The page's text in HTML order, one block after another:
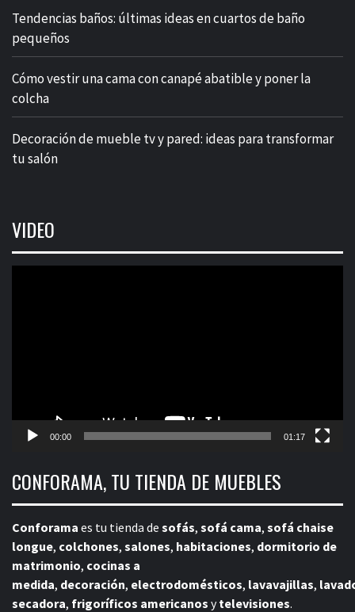
Tendencias baños: últimas ideas en cuartos de baño
pequeños
Cómo vestir una cama con canapé abatible y poner la
colcha
Decoración de mueble tv y pared: ideas para transformar
tu salón
VIDEO
00:00 01:17
CONFORAMA, TU TIENDA DE MUEBLES
Conforama es tu tienda de sofás, sofá cama, sofá chaise
longue, colchones, salones, habitaciones, dormitorio de
matrimonio, cocinas a
medida, decoración, electrodomésticos, lavavajillas,
secadora, frigoríficos americanos ytelevisiones.